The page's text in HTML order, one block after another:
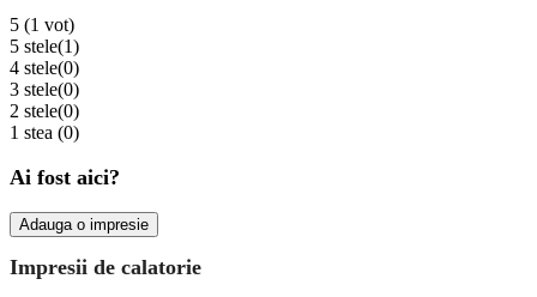
5 (1 vot)
5 stele(1)
4 stele(0)
3 stele(0)
2 stele(0)
1 stea (0)
Ai fost aici?
Adauga o impresie
Impresii de calatorie